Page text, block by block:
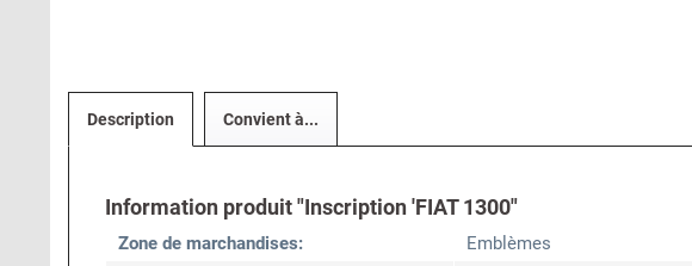
Description Convient à...
Information produit "Inscription 'FIAT 1300"
Zone de marchandises:
Emblèmes